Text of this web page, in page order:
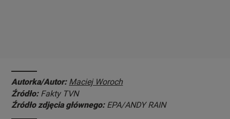
Autorka/Autor: Maciej Woroch
Źródło: Fakty TVN
Źródło zdjęcia głównego: EPA/ANDY RAIN